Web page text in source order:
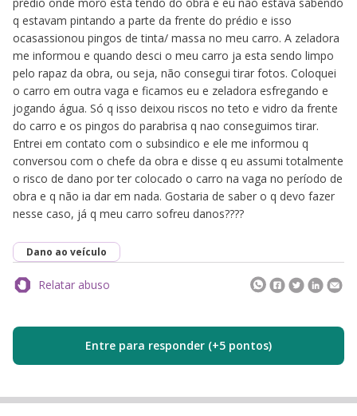
q estavam pintando a parte da frente do prédio e isso
ocasassionou pingos de tinta/ massa no meu carro. A zeladora
me informou e quando desci o meu carro ja esta sendo limpo
pelo rapaz da obra, ou seja, não consegui tirar fotos. Coloquei
o carro em outra vaga e ficamos eu e zeladora esfregando e
jogando água. Só q isso deixou riscos no teto e vidro da frente
do carro e os pingos do parabrisa q nao conseguimos tirar.
Entrei em contato com o subsindico e ele me informou q
conversou com o chefe da obra e disse q eu assumi totalmente
o risco de dano por ter colocado o carro na vaga no período de
obra e q não ia dar em nada. Gostaria de saber o q devo fazer
nesse caso, já q meu carro sofreu danos????
Dano ao veículo
Relatar abuso
Entre para responder (+5 pontos)